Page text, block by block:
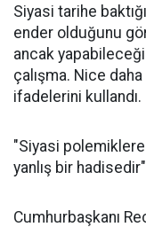
Siyasi tarihe
ender olduğunu
ancak yapabileceği
çalışma. Nice
ifadelerini kullandı.
"Siyasi
yanlış bir hadisedir"
Cumhurbaşkanı